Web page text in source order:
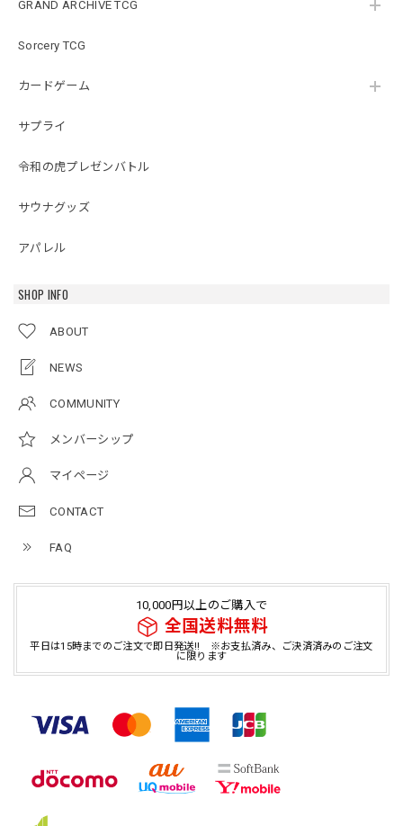
GRAND ARCHIVE TCG
Sorcery TCG
カードゲーム
サプライ
令和の虎プレゼンバトル
サウナグッズ
アパレル
SHOP INFO
ABOUT
NEWS
COMMUNITY
メンバーシップ
マイページ
CONTACT
FAQ
10,000円以上のご購入で
全国送料無料
平日は15時までのご注文で即日発送!! ※お支払済み、ご決済済みのご注文
に限ります